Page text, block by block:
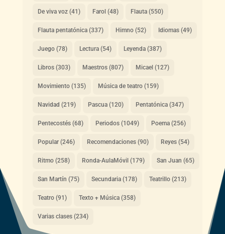
De viva voz(41) Farol (48) Flauta(550)
Flauta pentatónica(337) Himno(52) Idiomas(49)
Juego(78) Lectura(54) Leyenda(387)
Libros(303) Maestros(807) Micael (127)
Movimiento(135) Música de teatro(159)
Navidad (219) Pascua(120) Pentatónica(347)
Pentecostés(68) Periodos(1049) Poema(256)
Popular(246) Recomendaciones(90) Reyes(54)
Ritmo(258) Ronda-AulaMóvil (179) San Juan (65)
San Martín (75) Secundaria(178) Teatrillo(213)
Teatro(91) Texto + Música(358)
Varias clases(234)